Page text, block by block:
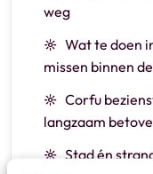
weg
Wat te doen
missen binnen
Corfu
langzaam
Stad én